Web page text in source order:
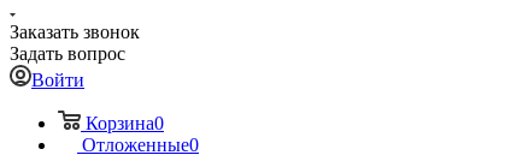
Заказать звонок
Задать вопрос
Войти
Корзина0
Отложенные0